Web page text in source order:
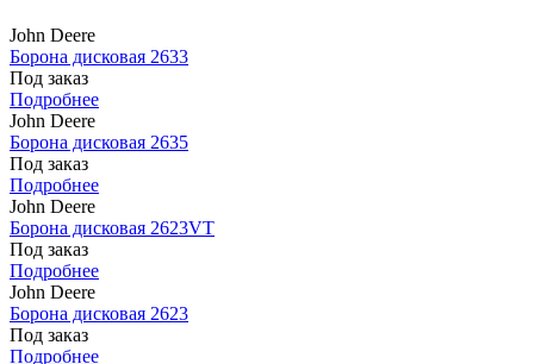
John Deere
Борона дисковая 2633
Под заказ
Подробнее
John Deere
Борона дисковая 2635
Под заказ
Подробнее
John Deere
Борона дисковая 2623VT
Под заказ
Подробнее
John Deere
Борона дисковая 2623
Под заказ
Подробнее